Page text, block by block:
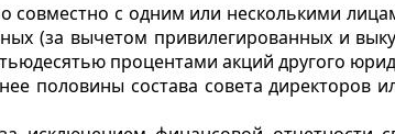
с одним или несколькими
(за вычетом привилегированных и
процентами акций другого
половины состава совета директоров